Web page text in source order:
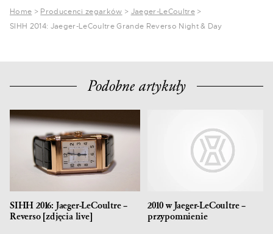
Home > Producenci zegarków > Jaeger-LeCoultre>
SIHH 2014: Jaeger-LeCoultre Grande Reverso Night & Day
Podobne artykuły
SIHH 2016: Jaeger-LeCoultre –
Reverso [zdjęcia live]
2010 w Jaeger-LeCoultre –
przypomnienie